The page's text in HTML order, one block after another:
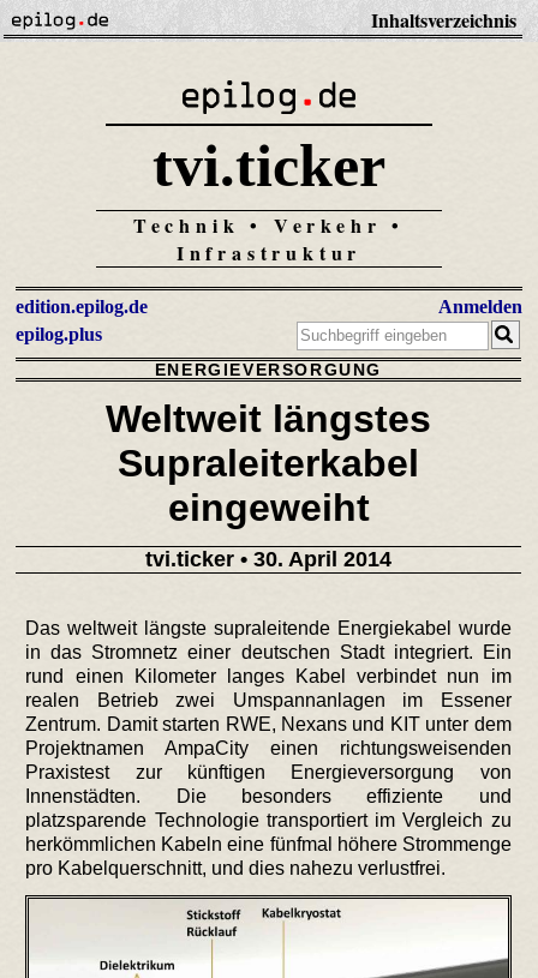
Inhaltsverzeichnis
tvi.ticker
Technik • Verkehr •
Infrastruktur
edition.epilog.de
epilog.plus
Anmelden
ENERGIEVERSORGUNG
Weltweit längstes
Supraleiterkabel
eingeweiht
tvi.ticker • 30. April 2014
Das weltweit längste supraleitende Energiekabel wurde
in das Stromnetz einer deutschen Stadt integriert. Ein
rund einen Kilometer langes Kabel verbindet nun im
realen Betrieb zwei Umspannanlagen im Essener
Zentrum. Damit starten RWE, Nexans und KIT unter dem
Projektnamen AmpaCity einen richtungsweisenden
Praxistest zur künftigen Energieversorgung von
Innenstädten. Die besonders effiziente und
platzsparende Technologie transportiert im Vergleich zu
herkömmlichen Kabeln eine fünfmal höhere Strommenge
pro Kabelquerschnitt, und dies nahezu verlustfrei.